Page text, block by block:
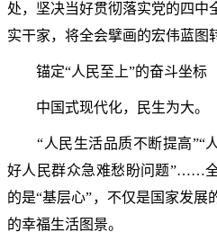
处，坚决当好贯彻落实党的四中
实干家，将全会擘画的宏伟蓝图
锚定“人民至上”的奋斗坐标
中国式现代化，民生为大。
“人民生活品质不断提高”“人
好人民群众急难愁盼问题”……
的是“基层心”，不仅是国家发展
的幸福生活图景。